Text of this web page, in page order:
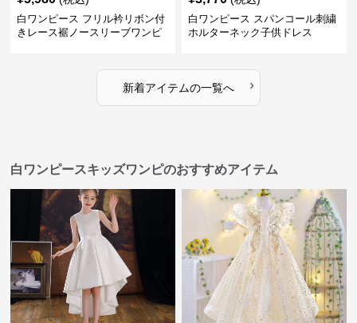
白ワンピース フリル衿リボン付
きレース裾ノースリーブワンピ
白ワンピース スパンコール刺繍
ホルターネック子供ドレス
新着アイテムの一覧へ ›
白ワンピースキッズワンピのおすすめアイテム